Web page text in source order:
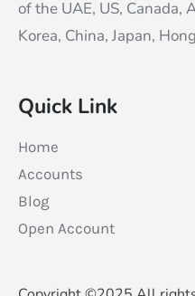
of the UAE, US, Canada,
Korea, China, Japan,
Quick Link
Home
Accounts
Blog
Open Account